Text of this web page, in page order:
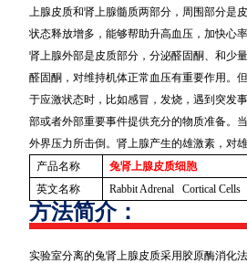
上腺皮质和肾上腺髓质两部分，周围部分是
状态释放增多，能够帮助升高血压，加快心
肾上腺外部是皮质部分，分泌醛固酮、和少
醛固酮，对维持机体正常血压有重要作用。
于应激状态时，比如感冒，发烧，遇到突发
部或者外部重要事件提供充分的物质准备。
外界压力所击倒。肾上腺产生的雄激素，对
产品名称
兔肾上腺皮质细胞
英文名称
Rabbit Adrenal Cortical Cells
方法简介：
实验室分离的兔肾上腺皮质采用胶原酶消化